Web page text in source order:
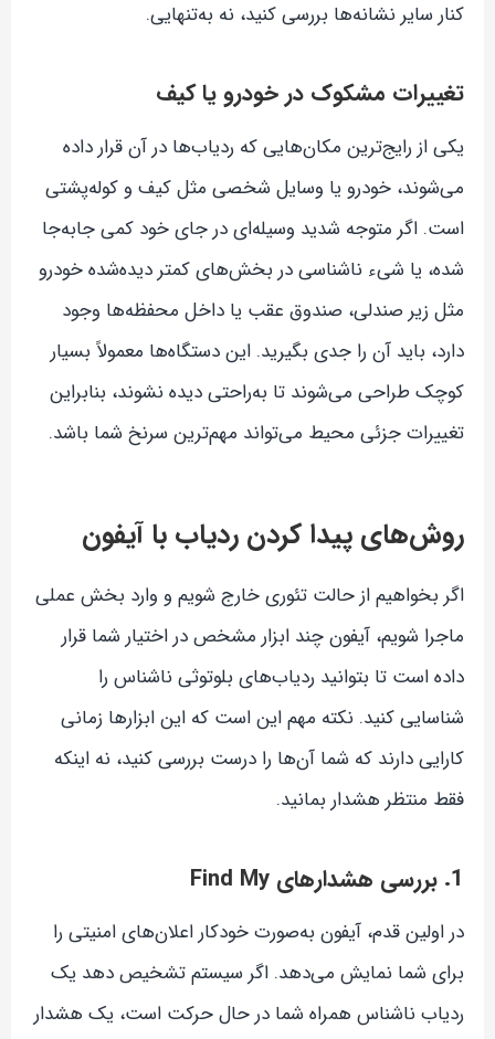
کنار سایر نشانه‌ها بررسی کنید، نه به‌تنهایی.
تغییرات مشکوک در خودرو یا کیف
یکی از رایج‌ترین مکان‌هایی که ردیاب‌ها در آن قرار داده
می‌شوند، خودرو یا وسایل شخصی مثل کیف و کوله‌پشتی
است. اگر متوجه شدید وسیله‌ای در جای خود کمی جابه‌جا
شده، یا شیء ناشناسی در بخش‌های کمتر دیده‌شده خودرو
مثل زیر صندلی، صندوق عقب یا داخل محفظه‌ها وجود
دارد، باید آن را جدی بگیرید. این دستگاه‌ها معمولاً بسیار
کوچک طراحی می‌شوند تا به‌راحتی دیده نشوند، بنابراین
تغییرات جزئی محیط می‌تواند مهم‌ترین سرنخ شما باشد.
روش‌های پیدا کردن ردیاب با آیفون
اگر بخواهیم از حالت تئوری خارج شویم و وارد بخش عملی
ماجرا شویم، آیفون چند ابزار مشخص در اختیار شما قرار
داده است تا بتوانید ردیاب‌های بلوتوثی ناشناس را
شناسایی کنید. نکته مهم این است که این ابزارها زمانی
کارایی دارند که شما آن‌ها را درست بررسی کنید، نه اینکه
فقط منتظر هشدار بمانید.
1. بررسی هشدارهای Find My
در اولین قدم، آیفون به‌صورت خودکار اعلان‌های امنیتی را
برای شما نمایش می‌دهد. اگر سیستم تشخیص دهد یک
ردیاب ناشناس همراه شما در حال حرکت است، یک هشدار